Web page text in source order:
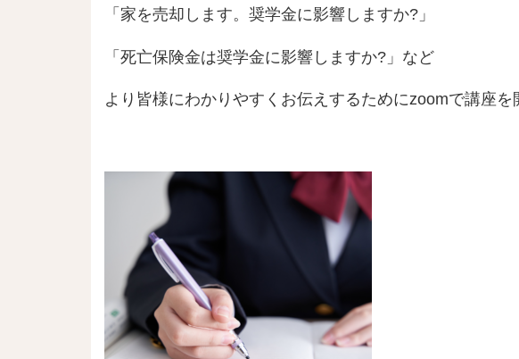
「家を売却します。奨学金に影響しますか?」
「死亡保険金は奨学金に影響しますか?」など
より皆様にわかりやすくお伝えするためにzoomで講座